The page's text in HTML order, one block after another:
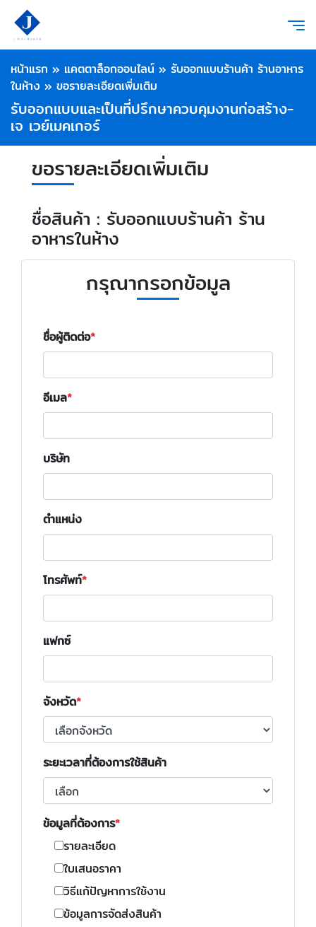
หน้าแรก » แคตตาล็อกออนไลน์ » รับออกแบบร้านค้า ร้านอาหาร
ในห้าง » ขอรายละเอียดเพิ่มเติม
รับออกแบบและเป็นที่ปรึกษาควบคุมงานก่อสร้าง-
เจ เวย์เมคเกอร์
ขอรายละเอียดเพิ่มเติม
ชื่อสินค้า : รับออกแบบร้านค้า ร้าน
อาหารในห้าง
กรุณากรอกข้อมูล
ชื่อผู้ติดต่อ
อีเมล
บริษัท
ตำแหน่ง
โทรศัพท์
แฟกซ์
จังหวัด
ระยะเวลาที่ต้องการใช้สินค้า
ข้อมูลที่ต้องการ
รายละเอียด
ใบเสนอราคา
วิธีแก้ปัญหาการใช้งาน
ข้อมูลการจัดส่งสินค้า